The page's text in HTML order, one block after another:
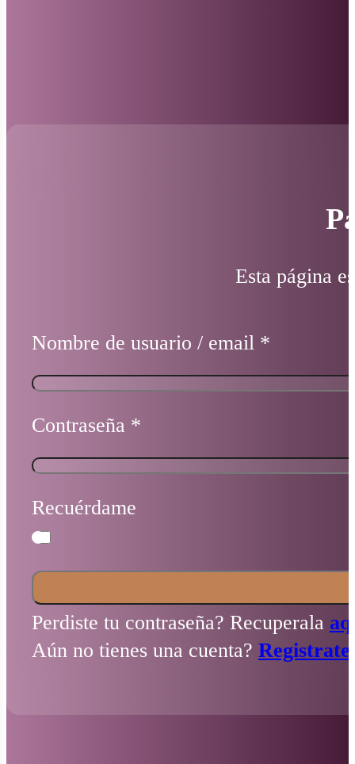
Esta página
Nombre de usuario / email *
Contraseña *
Recuérdame
Perdiste tu contraseña? Recuperala
Aún no tienes una cuenta?